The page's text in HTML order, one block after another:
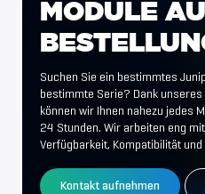
MODULE
Suchen Sie ein bestimmtes
bestimmte Serie? Dank
können wir Ihnen nahezu jedes
24 Stunden. Wir arbeiten eng
Verfügbarkeit, Kompatibilität
Kontakt aufnehmen